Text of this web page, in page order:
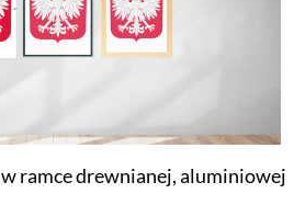
ramce drewnianej, aluminiowej